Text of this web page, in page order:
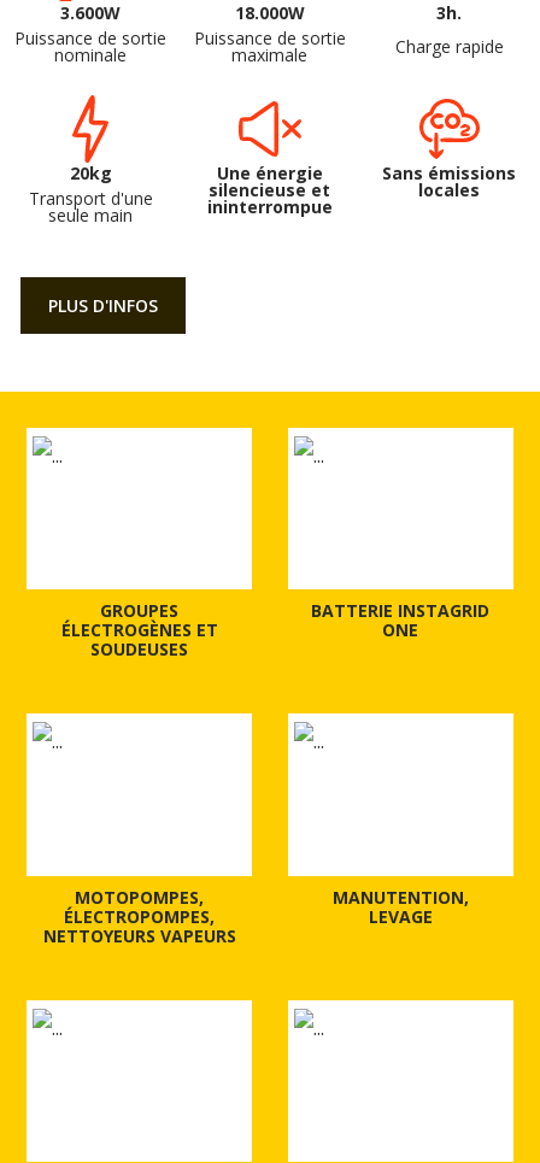
3.600W
Puissance de sortie
nominale
18.000W
Puissance de sortie
maximale
3h.
Charge rapide
20kg
Transport d'une
seule main
Une énergie
silencieuse et
ininterrompue
Sans émissions
locales
PLUS D'INFOS
GROUPES
ÉLECTROGÈNES ET
SOUDEUSES
BATTERIE INSTAGRID
ONE
MOTOPOMPES,
ÉLECTROPOMPES,
NETTOYEURS VAPEURS
MANUTENTION,
LEVAGE